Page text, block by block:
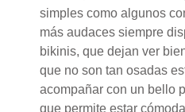
simples como algunos
más audaces siempre
bikinis, que dejan ver
que no son tan osadas
acompañar con un bello
que permite estar